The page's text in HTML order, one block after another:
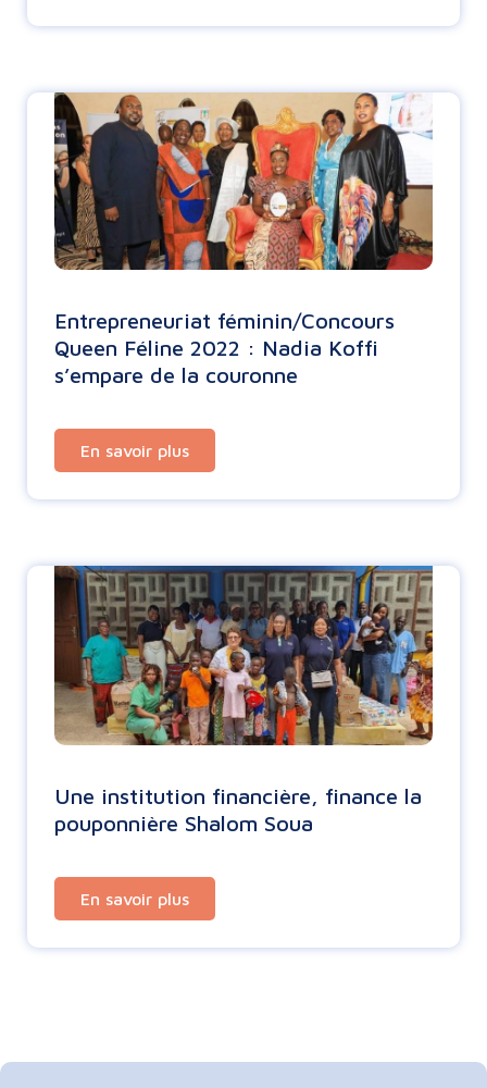
Entrepreneuriat féminin/Concours
Queen Féline 2022 : Nadia Koffi
s’empare de la couronne
En savoir plus
Une institution financière, finance la
pouponnière Shalom Soua
En savoir plus